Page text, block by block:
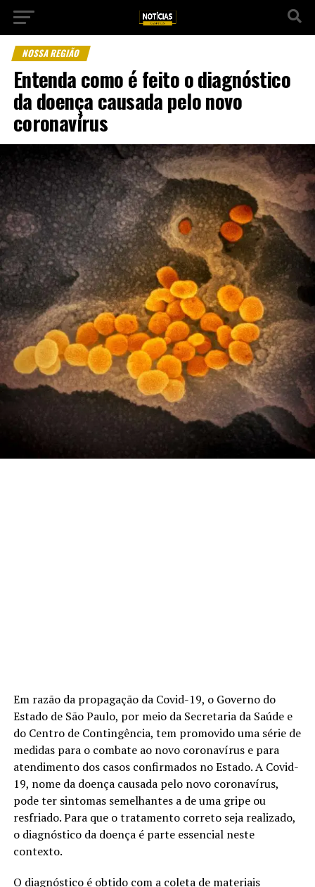
NOSSA REGIÃO
Entenda como é feito o diagnóstico
da doença causada pelo novo
coronavírus
Em razão da propagação da Covid-19, o Governo do
Estado de São Paulo, por meio da Secretaria da Saúde e
do Centro de Contingência, tem promovido uma série de
medidas para o combate ao novo coronavírus e para
atendimento dos casos confirmados no Estado. A Covid-
19, nome da doença causada pelo novo coronavírus,
pode ter sintomas semelhantes a de uma gripe ou
resfriado. Para que o tratamento correto seja realizado,
o diagnóstico da doença é parte essencial neste
contexto.
O diagnóstico é obtido com a coleta de materiais